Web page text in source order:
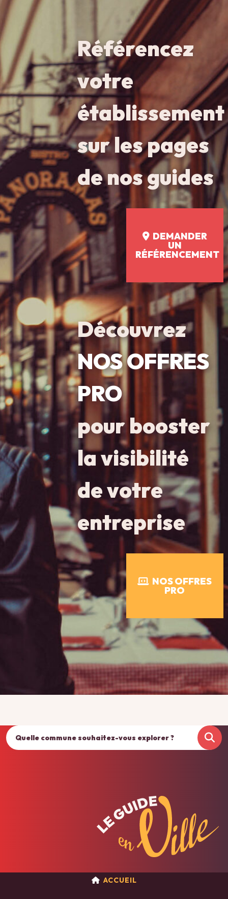
Référencez
votre
établissement
sur les pages
de nos guides
DEMANDER
UN
RÉFÉRENCEMENT
Découvrez
NOS OFFRES
PRO
pour booster
la visibilité
de votre
entreprise
NOS OFFRES
PRO
ACCUEIL